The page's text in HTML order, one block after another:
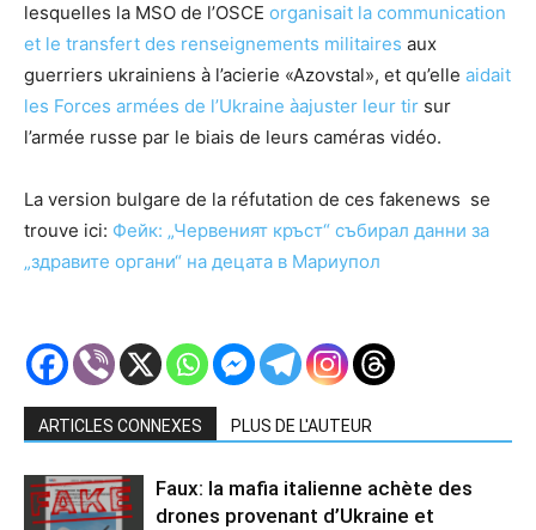
lesquelles la MSO de l’OSCE organisait la communication
et le transfert des renseignements militaires aux
guerriers ukrainiens à l’acierie «Azovstal», et qu’elle aidait
les Forces armées de l’Ukraine àajuster leur tir sur
l’armée russe par le biais de leurs caméras vidéo.
La version bulgare de la réfutation de ces fakenews se
trouve ici: Фейк: „Червеният кръст“ събирал данни за
„здравите органи“ на децата в Мариупол
ARTICLES CONNEXES PLUS DE L'AUTEUR
Faux: la mafia italienne achète des
drones provenant d’Ukraine et